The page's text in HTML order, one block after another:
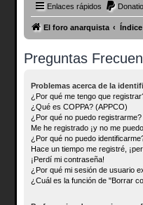
Enlaces rápidos
El foro anarquista
Preguntas
Problemas acerca de la
¿Por qué me tengo que
¿Qué es COPPA? (APPCO)
¿Por qué no puedo registrarme?
Me he registrado ¡y no me
¿Por qué no puedo
Hace un tiempo me registré,
¡Perdí mi contraseña!
¿Por qué mi sesión de usuario
¿Cuál es la función de "Borrar